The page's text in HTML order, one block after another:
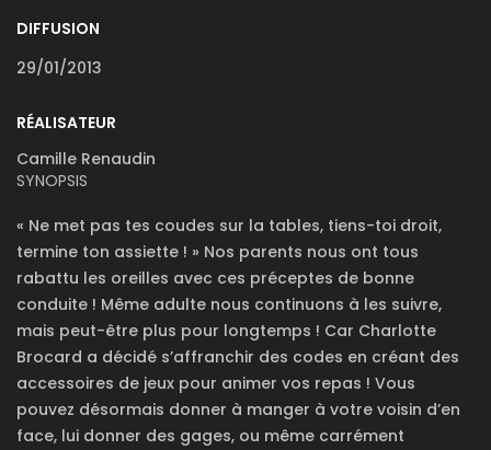
DIFFUSION
29/01/2013
RÉALISATEUR
Camille Renaudin
SYNOPSIS
« Ne met pas tes coudes sur la tables, tiens-toi droit,
termine ton assiette ! » Nos parents nous ont tous
rabattu les oreilles avec ces préceptes de bonne
conduite ! Même adulte nous continuons à les suivre,
mais peut-être plus pour longtemps ! Car Charlotte
Brocard a décidé s’affranchir des codes en créant des
accessoires de jeux pour animer vos repas ! Vous
pouvez désormais donner à manger à votre voisin d’en
face, lui donner des gages, ou même carrément